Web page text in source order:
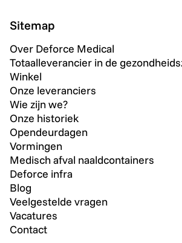
Sitemap
Over Deforce Medical
Totaalleverancier in de
Winkel
Onze leveranciers
Wie zijn we?
Onze historiek
Opendeurdagen
Vormingen
Medisch afval naaldcontainers
Deforce infra
Blog
Veelgestelde vragen
Vacatures
Contact